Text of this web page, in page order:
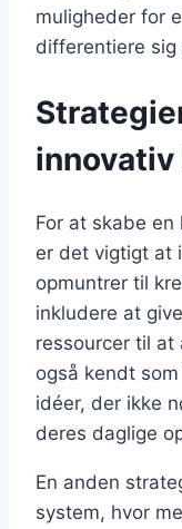
muligheder for
differentiere sig
For at skabe
er det vigtigt at
opmuntrer til
inkludere at
ressourcer til at
også kendt
idéer, der ikke
deres daglige
En anden
system, hvor